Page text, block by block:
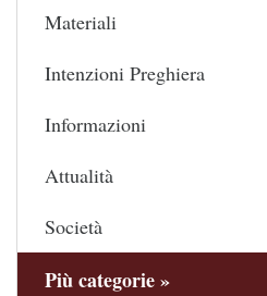
Materiali
Intenzioni Preghiera
Informazioni
Attualità
Società
Più categorie »